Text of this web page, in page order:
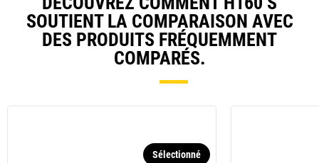
SOUTIENT LA COMPARAISON AVEC
DES PRODUITS FRÉQUEMMENT
COMPARÉS.
Sélectionné